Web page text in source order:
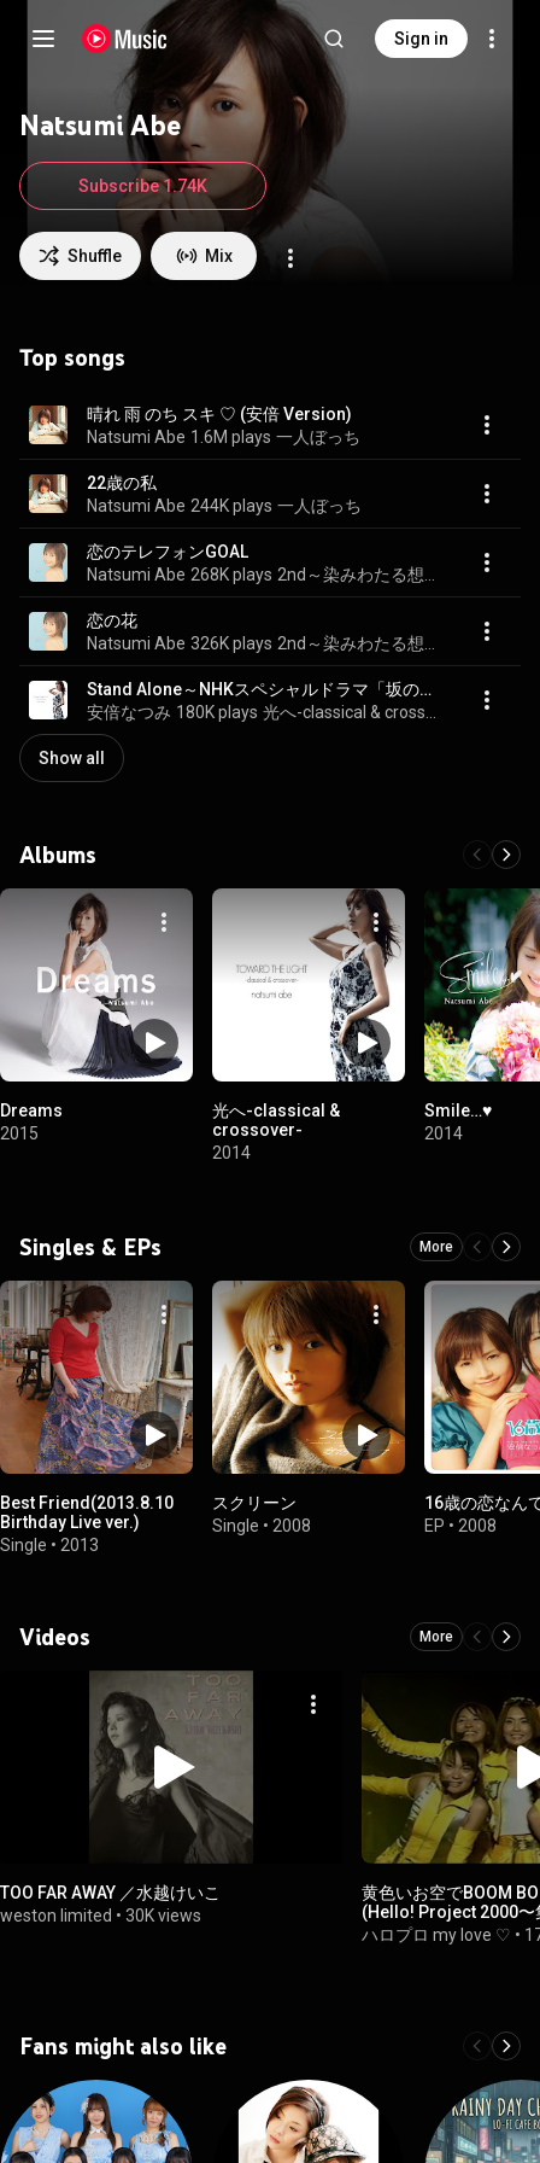
Sign in
Natsumi Abe
Shuffle Mix
Subscribe 1.74K
Top songs
晴れ 雨 のち スキ ♡ (安倍 Version)
Natsumi Abe 1.6M plays 一人ぼっち
22歳の私
Natsumi Abe 244K plays 一人ぼっち
恋のテレフォンGOAL
Natsumi Abe 268K plays
恋の花
Natsumi Abe 326K plays
Stand Alone～NHKスペシャルドラマ「坂の上の雲」より
安倍なつみ 180K plays
Show all
Albums
Dreams
2015
光へ-classical &
crossover-
2014
Smile…♥
2014
Singles & EPs More
Best Friend(2013.8.10
Birthday Live ver.)
Single • 2013
スクリーン
Single • 2008
16歳の恋なん
EP • 2008
Videos More
TOO FAR AWAY ／水越けいこ
weston limited • 30K views
黄色いお空でBOOM
(Hello! Project 2000〜
ィー〜)
ハロプロ my love ♡ •
Fans might also like